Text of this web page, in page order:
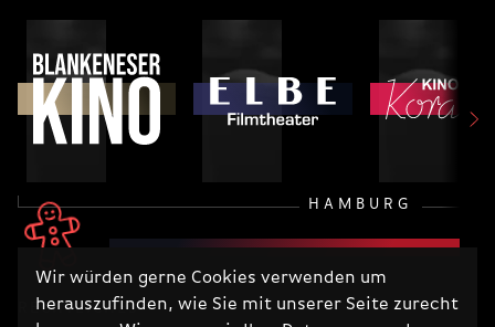
Wir würden gerne Cookies verwenden um
herauszufinden, wie Sie mit unserer Seite zurecht
HAMBURG
RECHTLICHES